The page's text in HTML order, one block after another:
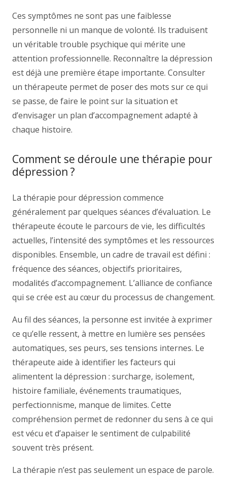
Ces symptômes ne sont pas une faiblesse
personnelle ni un manque de volonté. Ils traduisent
un véritable trouble psychique qui mérite une
attention professionnelle. Reconnaître la dépression
est déjà une première étape importante. Consulter
un thérapeute permet de poser des mots sur ce qui
se passe, de faire le point sur la situation et
d’envisager un plan d’accompagnement adapté à
chaque histoire.
Comment se déroule une thérapie pour
dépression ?
La thérapie pour dépression commence
généralement par quelques séances d’évaluation. Le
thérapeute écoute le parcours de vie, les difficultés
actuelles, l’intensité des symptômes et les ressources
disponibles. Ensemble, un cadre de travail est défini :
fréquence des séances, objectifs prioritaires,
modalités d’accompagnement. L’alliance de confiance
qui se crée est au cœur du processus de changement.
Au fil des séances, la personne est invitée à exprimer
ce qu’elle ressent, à mettre en lumière ses pensées
automatiques, ses peurs, ses tensions internes. Le
thérapeute aide à identifier les facteurs qui
alimentent la dépression : surcharge, isolement,
histoire familiale, événements traumatiques,
perfectionnisme, manque de limites. Cette
compréhension permet de redonner du sens à ce qui
est vécu et d’apaiser le sentiment de culpabilité
souvent très présent.
La thérapie n’est pas seulement un espace de parole.